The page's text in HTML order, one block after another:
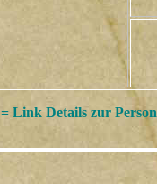
= Link Details zur Person